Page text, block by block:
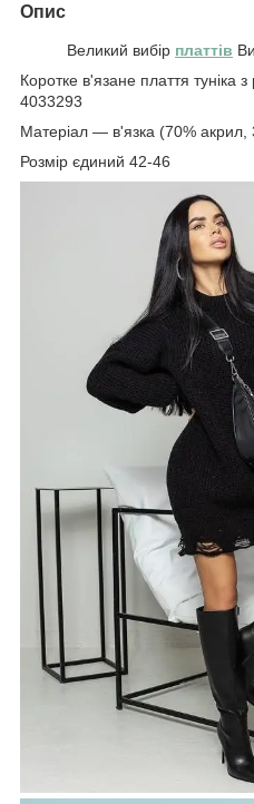
Опис
Великий вибір платтів
Коротке в'язане плаття
4033293
Матеріал — в'язка (70% акрил,
Розмір єдиний 42-46